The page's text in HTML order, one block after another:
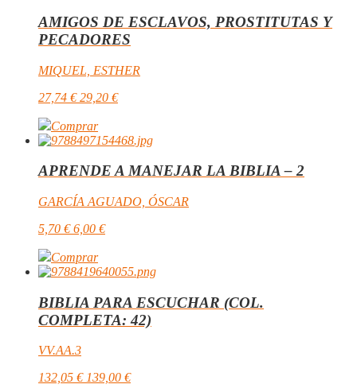
AMIGOS DE ESCLAVOS, PROSTITUTAS Y
PECADORES
MIQUEL, ESTHER
27,74 € 29,20 €
Comprar
APRENDE A MANEJAR LA BIBLIA – 2
GARCÍA AGUADO, ÓSCAR
5,70 € 6,00 €
Comprar
BIBLIA PARA ESCUCHAR (COL.
COMPLETA: 42)
VV.AA.3
132,05 € 139,00 €